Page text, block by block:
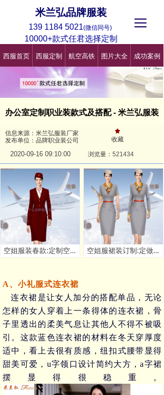
米兰弘品牌服装
西服首页 西服定制 航空高铁 图片大全 成功案例
끀
139 1184 5021(微信同号)
10000+款式任君选择定制
办公室定制职业装款式及搭配 - 米兰弘服装
2020-09-16 09:10:00 浏览量：521434
끄
收藏
信息来源：米兰弘服装厂家
发布单位：品牌职业装公司
A、小礼服式连衣裙
连衣裙是让女人加分的搭配单品，无论
怎样的女人穿着上一条得体的连衣裙，骨
子里透出的柔美气息让其他人不得不被吸
引。这款蓝色连衣裙的材料在冬天穿厚度
适中，看上去很有质感，纽扣式腰带显得
甜美可爱， u字领口设计简约大方，a字裙
摆显得很稳重。
空姐服装春款:定制空姐春秋季套装款式 - 米兰弘服装厂家 空姐服裙装订制:定做空姐服连衣裙套装价格 - 米兰弘厂家